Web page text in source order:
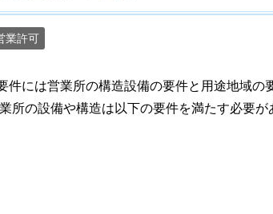
業許可
件には営業所の構造設備の要件と用途地域の
所の設備や構造は以下の要件を満たす必要